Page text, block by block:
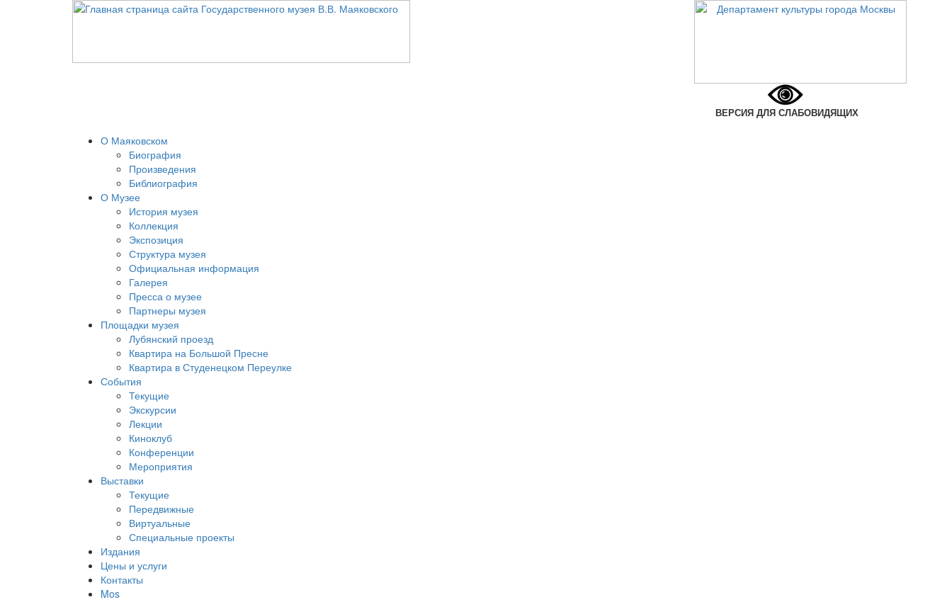
ВЕРСИЯ ДЛЯ СЛАБОВИДЯЩИХ
О Маяковском
Биография
Произведения
Библиография
О Музее
История музея
Коллекция
Экспозиция
Структура музея
Официальная информация
Галерея
Пресса о музее
Партнеры музея
Площадки музея
Лубянский проезд
Квартира на Большой Пресне
Квартира в Студенецком Переулке
События
Текущие
Экскурсии
Лекции
Киноклуб
Конференции
Мероприятия
Выставки
Текущие
Передвижные
Виртуальные
Специальные проекты
Издания
Цены и услуги
Контакты
Mos